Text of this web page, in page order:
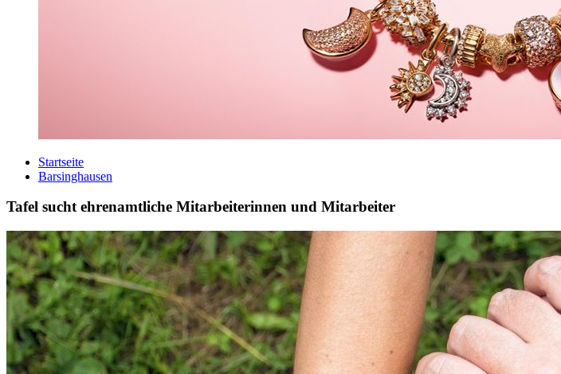
Startseite
Barsinghausen
Tafel sucht ehrenamtliche Mitarbeiterinnen und Mitarbeiter